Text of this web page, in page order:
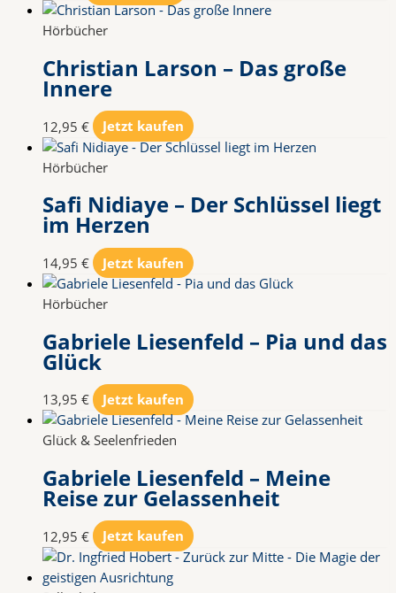
Hörbücher
Christian Larson – Das große
Innere
12,95 € Jetzt kaufen
Hörbücher
Safi Nidiaye – Der Schlüssel liegt
im Herzen
14,95 € Jetzt kaufen
Hörbücher
Gabriele Liesenfeld – Pia und das
Glück
13,95 € Jetzt kaufen
Glück & Seelenfrieden
Gabriele Liesenfeld – Meine
Reise zur Gelassenheit
12,95 € Jetzt kaufen